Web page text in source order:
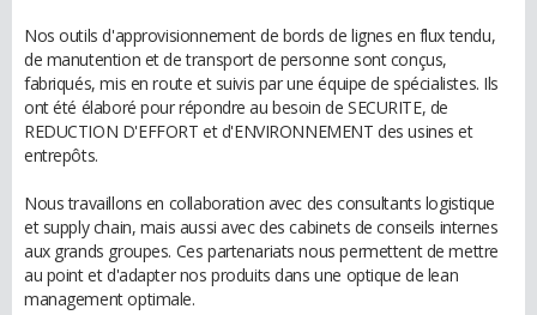
Nos outils d'approvisionnement de bords de lignes en flux tendu,
de manutention et de transport de personne sont conçus,
fabriqués, mis en route et suivis par une équipe de spécialistes. Ils
ont été élaboré pour répondre au besoin de SECURITE, de
REDUCTION D'EFFORT et d'ENVIRONNEMENT des usines et
entrepôts.
Nous travaillons en collaboration avec des consultants logistique
et supply chain, mais aussi avec des cabinets de conseils internes
aux grands groupes. Ces partenariats nous permettent de mettre
au point et d'adapter nos produits dans une optique de lean
management optimale.